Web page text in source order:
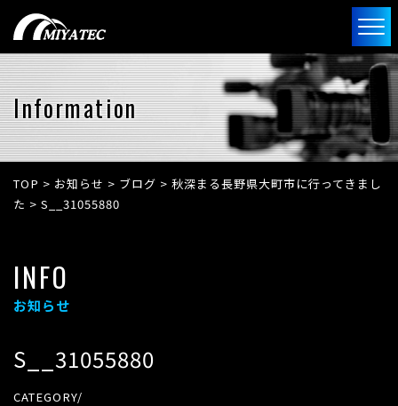
Information
TOP > お知らせ > ブログ > 秋深まる長野県大町市に行ってきまし
た > S__31055880
INFO
お知らせ
S__31055880
CATEGORY/